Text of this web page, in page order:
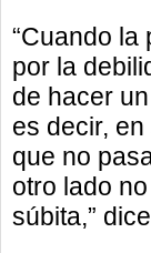
“Cuando
por la
de hacer
es decir,
que no
otro lado
súbita,”